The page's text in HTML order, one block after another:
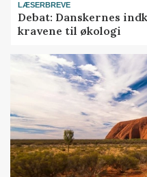
LÆSERBREVE
Debat: Danskernes
kravene til økologi